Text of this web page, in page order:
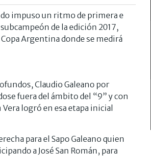
impuso un ritmo de primera e
de la edición 2017,
Argentina donde se medirá
Claudio Galeano por
fuera del ámbito del “9” y con
logró en esa etapa inicial
para el Sapo Galeano quien
a José San Román, para